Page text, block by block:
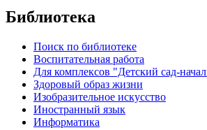
Библиотека
Поиск по библиотеке
Воспитательная работа
Для комплексов "Детский сад-
Здоровый образ жизни
Изобразительное искусство
Иностранный язык
Информатика